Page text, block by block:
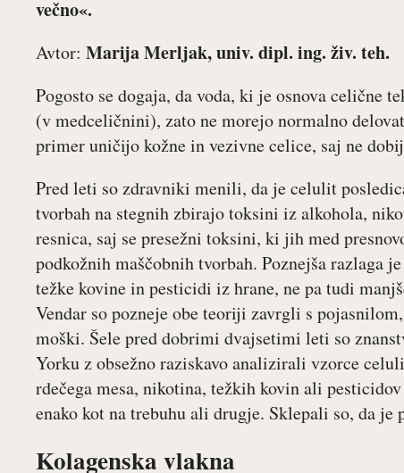
večno«.
Avtor: Marija Merljak, univ. dipl. ing. živ. teh.
Pogosto se dogaja, da voda, ki je osnova celične
(v medceličnini), zato ne morejo normalno
primer uničijo kožne in vezivne celice, saj ne
Pred leti so zdravniki menili, da je celulit
tvorbah na stegnih zbirajo toksini iz alkohola,
resnica, saj se presežni toksini, ki jih med
podkožnih maščobnih tvorbah. Poznejša razlaga
težke kovine in pesticidi iz hrane, ne pa tudi
Vendar so pozneje obe teoriji zavrgli s
moški. Šele pred dobrimi dvajsetimi leti so
Yorku z obsežno raziskavo analizirali vzorce
rdečega mesa, nikotina, težkih kovin ali
enako kot na trebuhu ali drugje. Sklepali so, da je
Kolagenska vlakna